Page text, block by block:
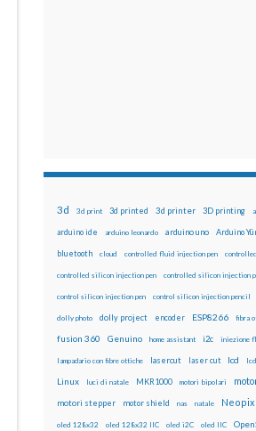
3d 3d print 3d printed 3d printer 3D printing
arduino ide arduino leonardo arduino uno Arduino
bluetooth cloud controlled fluid injection pen
controlled silicon injection pen controlled silicon injection
control silicon injection pen control silicon injection pencil
dolly photo dolly project encoder ESP8266 fibra
fusion 360 Genuino home assistant i2c iniezione
lampadario con fibre ottiche lasercut laser cut lcd
Linux luci di natale MKR1000 motori bipolari
motori stepper motor shield nas natale
oled 128x32 oled 128x32 IIC oled i2C oled IIC